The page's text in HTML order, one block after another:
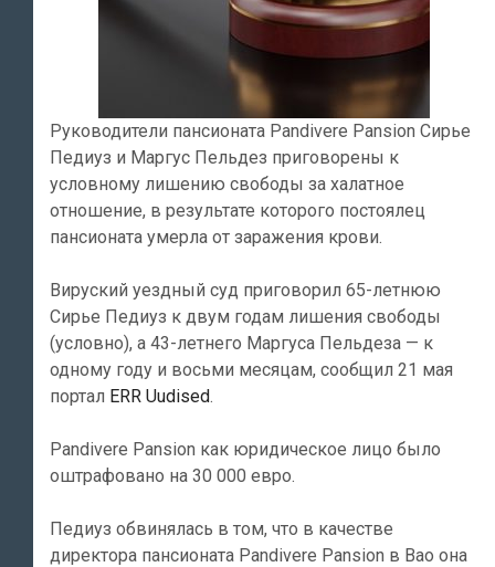
Руководители пансионата Pandivere Pansion Сирье
Педиуз и Маргус Пельдез приговорены к
условному лишению свободы за халатное
отношение, в результате которого постоялец
пансионата умерла от заражения крови.
Вируский уездный суд приговорил 65-летнюю
Сирье Педиуз к двум годам лишения свободы
(условно), а 43-летнего Маргуса Пельдеза — к
одному году и восьми месяцам, сообщил 21 мая
портал ERR Uudised.
Pandivere Pansion как юридическое лицо было
оштрафовано на 30 000 евро.
Педиуз обвинялась в том, что в качестве
директора пансионата Pandivere Pansion в Вао она